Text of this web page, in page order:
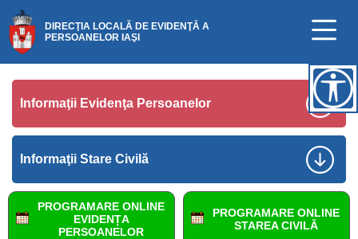
DIRECŢIA LOCALĂ DE EVIDENŢĂ A
PERSOANELOR IAŞI
Informaţii Evidenţa Persoanelor
Informaţii Stare Civilă
PROGRAMARE ONLINE
EVIDENȚA
PERSOANELOR
PROGRAMARE ONLINE
STAREA CIVILĂ